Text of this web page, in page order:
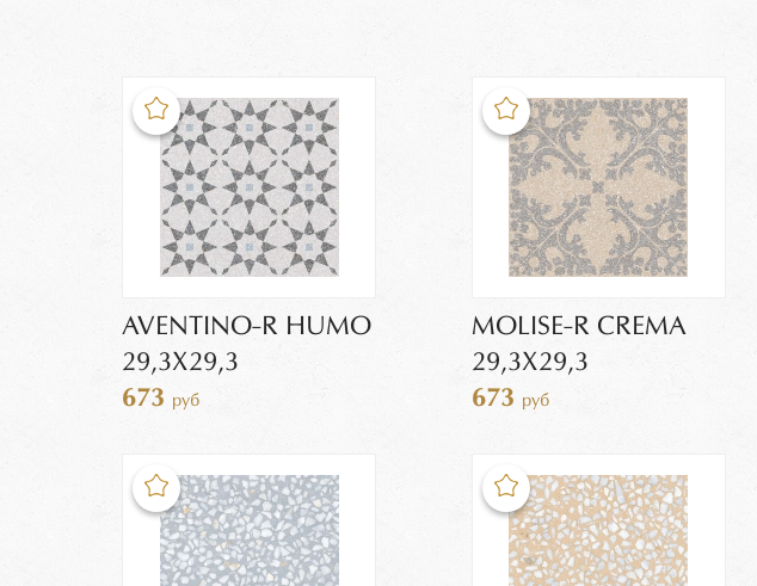
AVENTINO-R HUMO
29,3X29,3
673 руб
MOLISE-R CREMA
29,3X29,3
673 руб